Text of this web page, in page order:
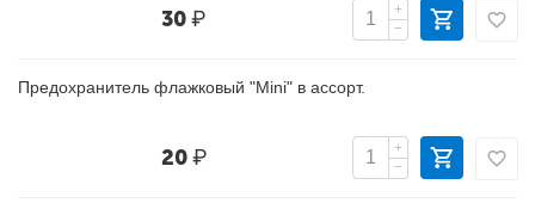
30₽
+
−
Предохранитель флажковый "Mini" в ассорт.
20₽
+
−